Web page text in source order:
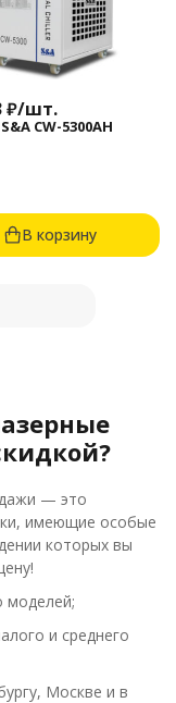
₽/шт.
CW-5300AH
В корзину
— это
имеющие особые
которых вы
моделей;
и среднего
Москве и в